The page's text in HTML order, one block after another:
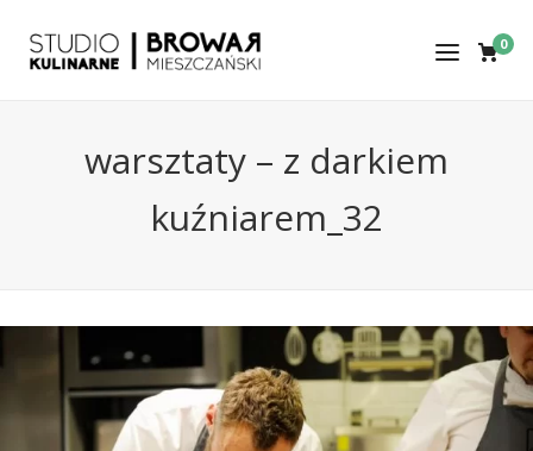
0
warsztaty – z darkiem
kuźniarem_32